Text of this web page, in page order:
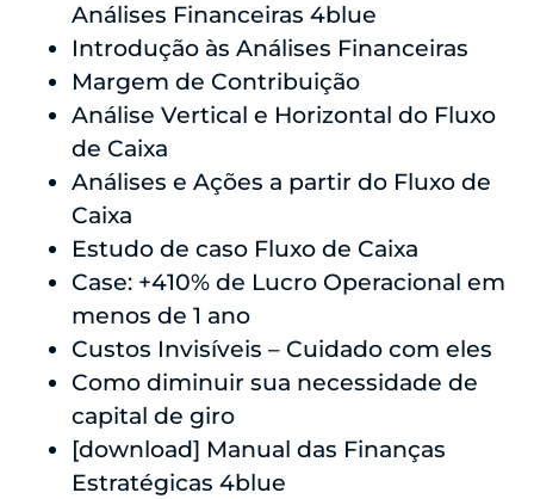
Análises Financeiras 4blue
Introdução às Análises Financeiras
Margem de Contribuição
Análise Vertical e Horizontal do Fluxo
de Caixa
​Análises e Ações a partir do Fluxo de
Caixa
Estudo de caso Fluxo de Caixa
Case: +410% de Lucro Operacional em
menos de 1 ano
Custos Invisíveis – Cuidado com eles
Como diminuir sua necessidade de
capital de giro
​[download] Manual das Finanças
Estratégicas 4blue